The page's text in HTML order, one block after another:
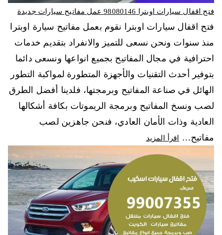
فتح اقفال سيارات اوبترا 98080146‬ عمل مفاتيح سيارات جديدة
فتح اقفال سيارات اوبترا نقوم بعمل مفاتيح سيارة اوبترا
منذ سنوات ونحن نسعى للتميز والانفراد بتقديم خدمات
احترافية في مجال المفاتيح بجميع انواعها ونسعى دائما
بتوفير أحدث التقنيات والأجهزة المتطورة لمواكبة التطور
الهائل في صناعة المفاتيح وبرمجتها، فلدينا أفضل الطرق
لصب ونسخ المفاتيح وبرمجة الريموتات بكافة أشكالها
العادية وذات الأمان العادي، فنحن جاهزين لصب
مفاتيح…
اقرأ المزيد